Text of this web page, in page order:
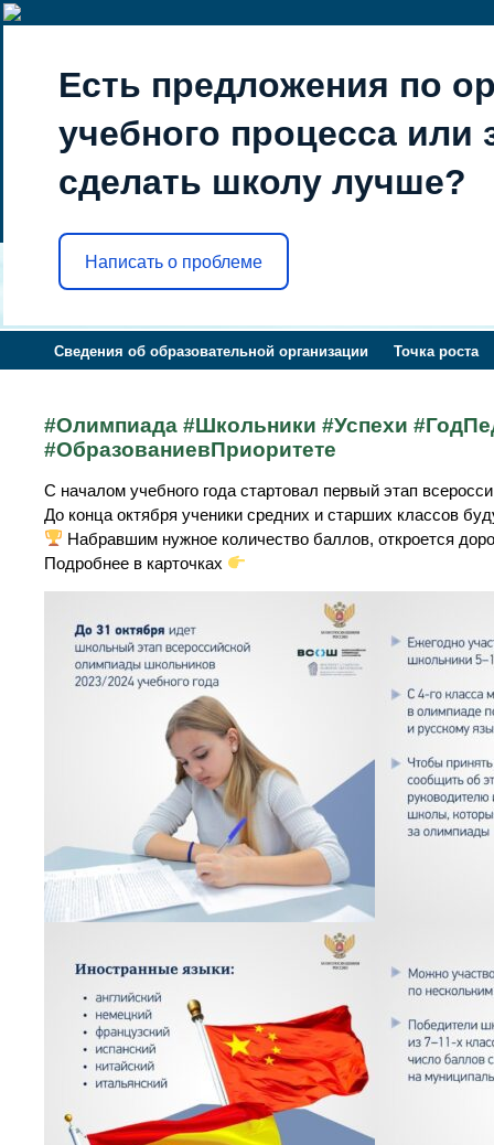
Есть предложения по
учебного процесса или
сделать школу лучше?
Написать о проблеме
Сведения об образовательной организации Точка роста
#Олимпиада #Школьники #Успехи
#ОбразованиевПриоритете
С началом учебного года стартовал первый этап
До конца октября ученики средних и старших классов
Набравшим нужное количество баллов, откроется
Подробнее в карточках